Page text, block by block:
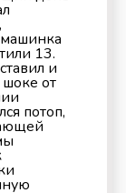
машинка
13.
и
от
потоп,